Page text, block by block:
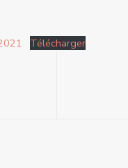
Télécharger